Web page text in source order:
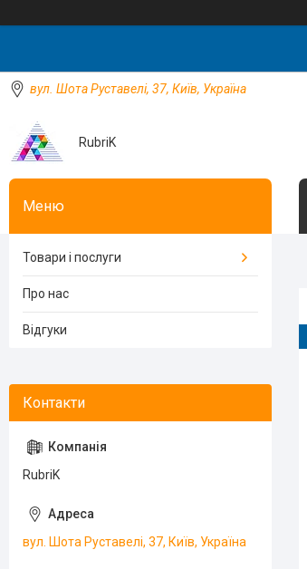
вул. Шота Руставелі, 37, Київ, Україна
RubriK
Товари і послуги
Про нас
Відгуки
RubriK
вул. Шота Руставелі, 37, Київ, Україна